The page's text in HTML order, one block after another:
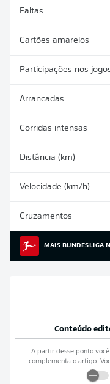
Faltas
Cartões amarelos
Participações nos
Arrancadas
Corridas intensas
Distância (km)
Velocidade (km/h)
Cruzamentos
MAIS BUNDESLIGA
Conteúdo
A partir desse ponto
complementa o artigo.